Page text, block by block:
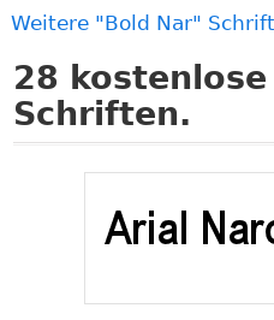
Weitere "Bold Nar"
28
Schriften.